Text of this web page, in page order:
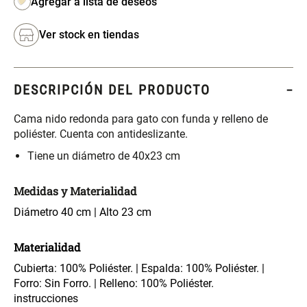
Ver stock en tiendas
DESCRIPCIÓN DEL PRODUCTO
Cama nido redonda para gato con funda y relleno de
poliéster. Cuenta con antideslizante.
Tiene un diámetro de 40x23 cm
Medidas y Materialidad
Diámetro 40 cm | Alto 23 cm
Materialidad
Cubierta: 100% Poliéster. | Espalda: 100% Poliéster. |
Forro: Sin Forro. | Relleno: 100% Poliéster.
instrucciones
S/ 349.00S/ 261.00
Set Sábanas Algodón satín 240
S/ 169.00 S/ 124.00
Canasto Ropa Bambú Redondo
con Forro
Mueble Repisa Bambú 4
Bandejas con Puerta 23 x 23 x
119 cm
Comoda Bambú con Puertas 80
Plumón Pluma